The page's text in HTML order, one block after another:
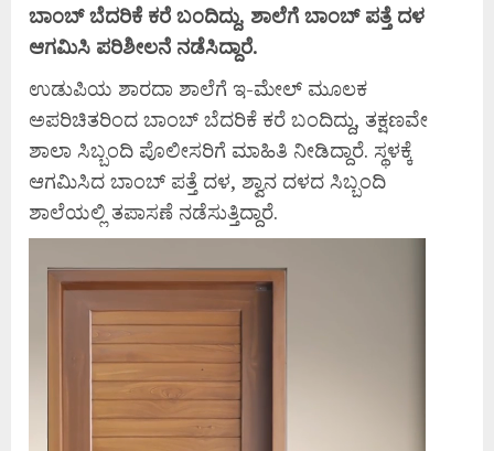
ಬಾಂಬ್ ಬೆದರಿಕೆ ಕರೆ ಬಂದಿದ್ದು, ಶಾಲೆಗೆ ಬಾಂಬ್ ಪತ್ತೆ ದಳ
ಆಗಮಿಸಿ ಪರಿಶೀಲನೆ ನಡೆಸಿದ್ದಾರೆ.
ಉಡುಪಿಯ ಶಾರದಾ ಶಾಲೆಗೆ ಇ-ಮೇಲ್ ಮೂಲಕ
ಅಪರಿಚಿತರಿಂದ ಬಾಂಬ್ ಬೆದರಿಕೆ ಕರೆ ಬಂದಿದ್ದು, ತಕ್ಷಣವೇ
ಶಾಲಾ ಸಿಬ್ಬಂದಿ ಪೊಲೀಸರಿಗೆ ಮಾಹಿತಿ ನೀಡಿದ್ದಾರೆ. ಸ್ಥಳಕ್ಕೆ
ಆಗಮಿಸಿದ ಬಾಂಬ್ ಪತ್ತೆ ದಳ, ಶ್ವಾನ ದಳದ ಸಿಬ್ಬಂದಿ
ಶಾಲೆಯಲ್ಲಿ ತಪಾಸಣೆ ನಡೆಸುತ್ತಿದ್ದಾರೆ.